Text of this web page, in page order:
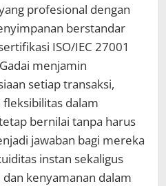
profesional dengan
berstandar
ISO/IEC 27001
menjamin
setiap transaksi,
dalam
bernilai tanpa harus
jawaban bagi mereka
instan sekaligus
kenyamanan dalam